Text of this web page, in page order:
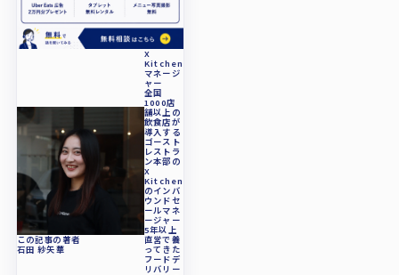
この記事の著者
石田 紗矢華
X
Kitchen
マネージ
ャー
全国
1000店
舗以上の
飲食店が
導入する
ゴースト
レストラ
ン本部の
X
Kitchen
のインバ
ウンドセ
ールマネ
ージャー
5年以上
直営で養
ってきた
フードデ
リバリー